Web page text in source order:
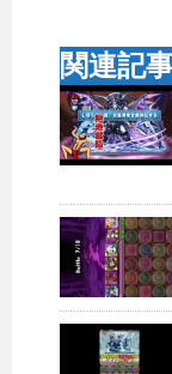
関連記